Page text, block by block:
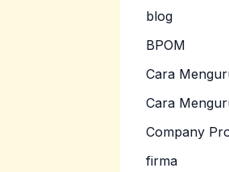
blog
BPOM
Cara
Cara
Company
firma